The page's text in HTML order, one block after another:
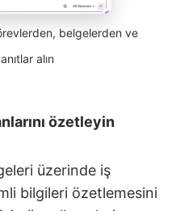
belgelerden ve
alın
özetleyin
üzerinde iş
bilgileri özetlemesini